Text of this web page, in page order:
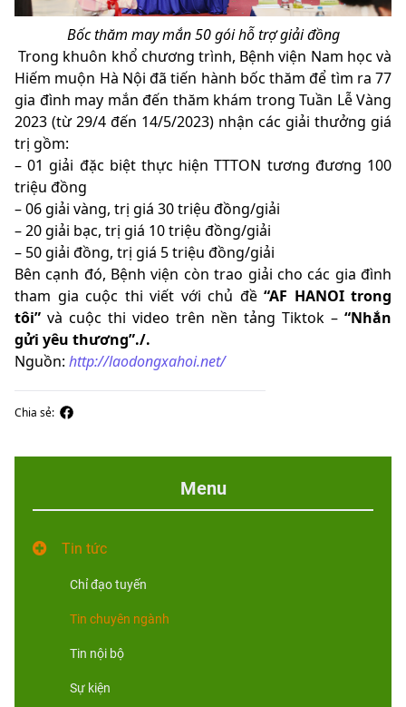
Bốc thăm may mắn 50 gói hỗ trợ giải đồng
Trong khuôn khổ chương trình, Bệnh viện Nam học và
Hiếm muộn Hà Nội đã tiến hành bốc thăm để tìm ra 77
gia đình may mắn đến thăm khám trong Tuần Lễ Vàng
2023 (từ 29/4 đến 14/5/2023) nhận các giải thưởng giá
trị gồm:
– 01 giải đặc biệt thực hiện TTTON tương đương 100
triệu đồng
– 06 giải vàng, trị giá 30 triệu đồng/giải
– 20 giải bạc, trị giá 10 triệu đồng/giải
– 50 giải đồng, trị giá 5 triệu đồng/giải
Bên cạnh đó, Bệnh viện còn trao giải cho các gia đình
tham gia cuộc thi viết với chủ đề “AF HANOI trong
tôi” và cuộc thi video trên nền tảng Tiktok – “Nhắn
gửi yêu thương”./.
Nguồn: http://laodongxahoi.net/
Chia sẻ:
Menu
Tin tức
Chỉ đạo tuyến
Tin chuyên ngành
Tin nội bộ
Sự kiện